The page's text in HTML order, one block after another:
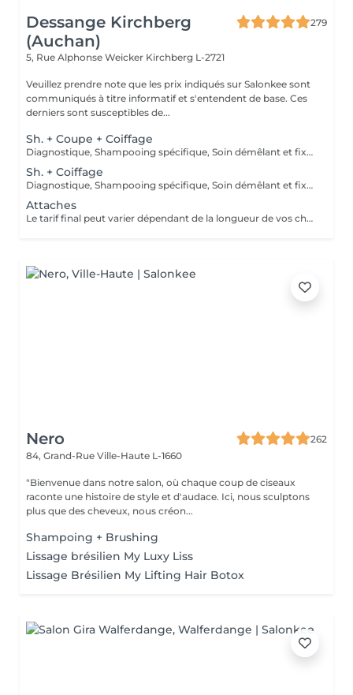
Dessange Kirchberg
(Auchan)
279
5, Rue Alphonse Weicker Kirchberg L-2721
Veuillez prendre note que les prix indiqués sur Salonkee sont
communiqués à titre informatif et s'entendent de base. Ces
derniers sont susceptibles de...
Sh. + Coupe + Coiffage
Diagnostique, Shampooing spécifique, Soin démêlant et fixation inclus. Veuillez prendre note que les prix indiqués sur Salonkee sont communiqués à titre informatif et s'entendent de base. Ces derniers sont susceptibles de varier selon le diagnostic réalisé à votre arrivée au salon et l'expertise du professionnel à qui vous confiez votre beauté. Dans tous les cas, un devis précis vous sera proposé et toutes réalisations de prestations seront effectuées avec votre accord.
Sh. + Coiffage
Diagnostique, Shampooing spécifique, Soin démêlant et fixation inclus. Veuillez prendre note que les prix indiqués sur Salonkee sont communiqués à titre informatif et s'entendent de base. Ces derniers sont susceptibles de varier selon le diagnostic réalisé à votre arrivée au salon et l'expertise du professionnel à qui vous confiez votre beauté. Dans tous les cas, un devis précis vous sera proposé et toutes réalisations de prestations seront effectuées avec votre accord.
Attaches
Le tarif final peut varier dépendant de la longueur de vos cheveux ainsi que des soins et produits utilisés.
Nero
262
84, Grand-Rue Ville-Haute L-1660
"Bienvenue dans notre salon, où chaque coup de ciseaux
raconte une histoire de style et d'audace. Ici, nous sculptons
plus que des cheveux, nous créon...
Shampoing + Brushing
Lissage brésilien My Luxy Liss
Lissage Brésilien My Lifting Hair Botox